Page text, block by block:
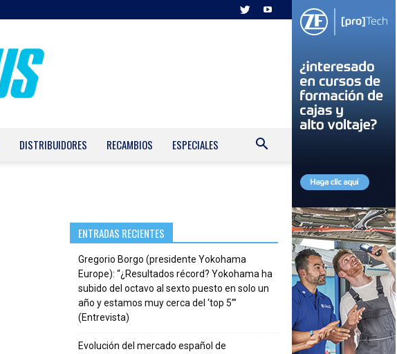
DISTRIBUIDORES RECAMBIOS ESPECIALES
ENTRADAS RECIENTES
Gregorio Borgo (presidente Yokohama
Europe): “¿Resultados récord? Yokohama ha
subido del octavo al sexto puesto en solo un
año y estamos muy cerca del ‘top 5’”
(Entrevista)
Evolución del mercado español de